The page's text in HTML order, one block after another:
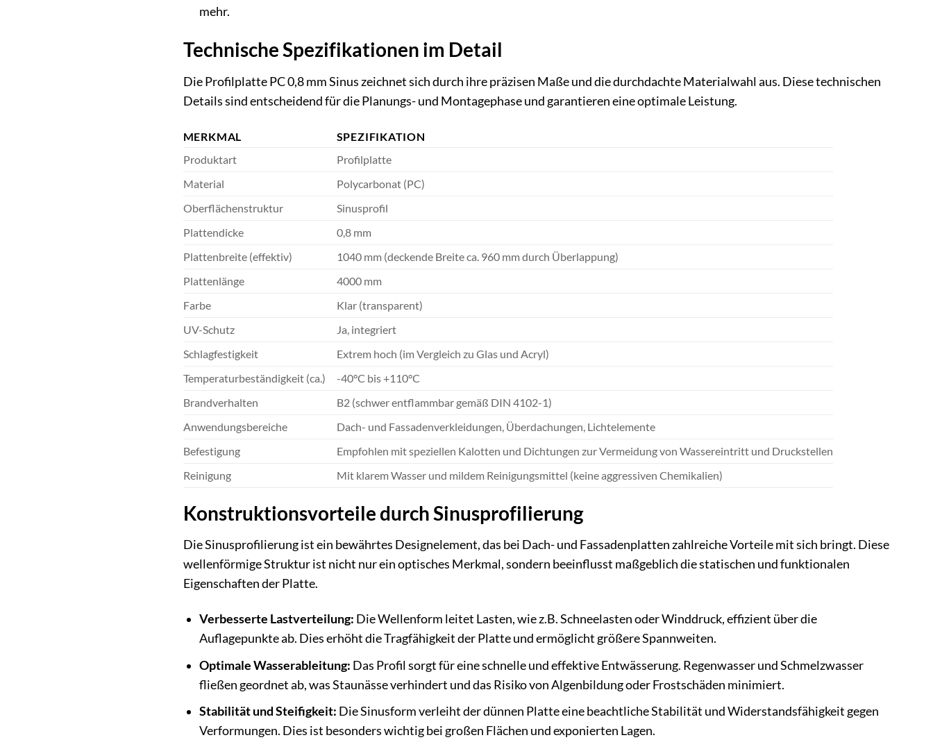
mehr.
Technische Spezifikationen im Detail
Die Profilplatte PC 0,8 mm Sinus zeichnet sich durch ihre präzisen Maße und die durchdachte Materialwahl aus. Diese technischen
Details sind entscheidend für die Planungs- und Montagephase und garantieren eine optimale Leistung.
MERKMAL
SPEZIFIKATION
Produktart
Profilplatte
Material
Polycarbonat (PC)
Oberflächenstruktur
Sinusprofil
Plattendicke
0,8 mm
Plattenbreite (effektiv)
1040 mm (deckende Breite ca. 960 mm durch Überlappung)
Plattenlänge
4000 mm
Farbe
Klar (transparent)
UV-Schutz
Ja, integriert
Schlagfestigkeit
Extrem hoch (im Vergleich zu Glas und Acryl)
Temperaturbeständigkeit (ca.)
-40°C bis +110°C
Brandverhalten
B2 (schwer entflammbar gemäß DIN 4102-1)
Anwendungsbereiche
Dach- und Fassadenverkleidungen, Überdachungen, Lichtelemente
Befestigung
Empfohlen mit speziellen Kalotten und Dichtungen zur Vermeidung von Wassereintritt und Druckstellen
Reinigung
Mit klarem Wasser und mildem Reinigungsmittel (keine aggressiven Chemikalien)
Konstruktionsvorteile durch Sinusprofilierung
Die Sinusprofilierung ist ein bewährtes Designelement, das bei Dach- und Fassadenplatten zahlreiche Vorteile mit sich bringt. Diese
wellenförmige Struktur ist nicht nur ein optisches Merkmal, sondern beeinflusst maßgeblich die statischen und funktionalen
Eigenschaften der Platte.
Verbesserte Lastverteilung: Die Wellenform leitet Lasten, wie z.B. Schneelasten oder Winddruck, effizient über die
Auflagepunkte ab. Dies erhöht die Tragfähigkeit der Platte und ermöglicht größere Spannweiten.
Optimale Wasserableitung: Das Profil sorgt für eine schnelle und effektive Entwässerung. Regenwasser und Schmelzwasser
fließen geordnet ab, was Staunässe verhindert und das Risiko von Algenbildung oder Frostschäden minimiert.
Stabilität und Steifigkeit: Die Sinusform verleiht der dünnen Platte eine beachtliche Stabilität und Widerstandsfähigkeit gegen
Verformungen. Dies ist besonders wichtig bei großen Flächen und exponierten Lagen.